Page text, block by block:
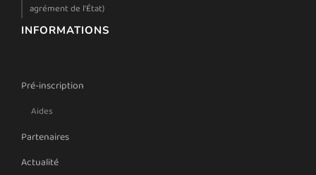
agrément de l'État)
INFORMATIONS
Pré-inscription
Aides
Partenaires
Actualité